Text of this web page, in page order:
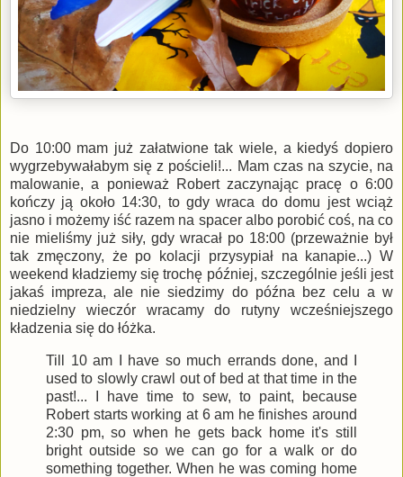
Do 10:00 mam już załatwione tak wiele, a kiedyś dopiero
wygrzebywałabym się z pościeli!... Mam czas na szycie, na
malowanie, a ponieważ Robert zaczynając pracę o 6:00
kończy ją około 14:30, to gdy wraca do domu jest wciąż
jasno i możemy iść razem na spacer albo porobić coś, na co
nie mieliśmy już siły, gdy wracał po 18:00 (przeważnie był
tak zmęczony, że po kolacji przysypiał na kanapie...) W
weekend kładziemy się trochę później, szczególnie jeśli jest
jakaś impreza, ale nie siedzimy do późna bez celu a w
niedzielny wieczór wracamy do rutyny wcześniejszego
kładzenia się do łóżka.
Till 10 am I have so much errands done, and I
used to slowly crawl out of bed at that time in the
past!... I have time to sew, to paint, because
Robert starts working at 6 am he finishes around
2:30 pm, so when he gets back home it's still
bright outside so we can go for a walk or do
something together. When he was coming home